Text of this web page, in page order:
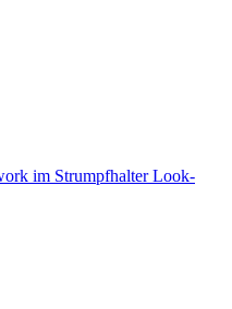
im Strumpfhalter Look-